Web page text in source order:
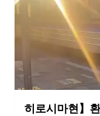
히로시마현】